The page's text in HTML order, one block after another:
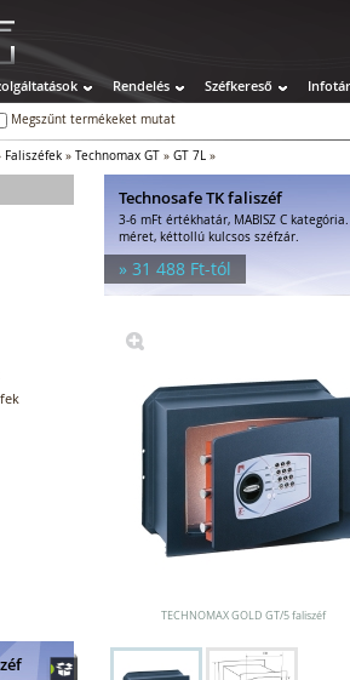
Rendelés Széfkereső Infotár
Megszűnt termékeket mutat
Faliszéfek » Technomax GT » GT 7L »
Technosafe TK faliszéf
3-6 mFt értékhatár, MABISZ C
méret, kéttollú kulcsos széfzár.
» 31 488 Ft-tól
TECHNOMAX GOLD GT/5 faliszéf